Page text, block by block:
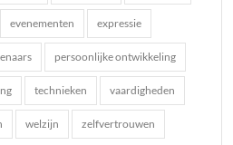
evenementen expressie
persoonlijke ontwikkeling
technieken vaardigheden
welzijn zelfvertrouwen